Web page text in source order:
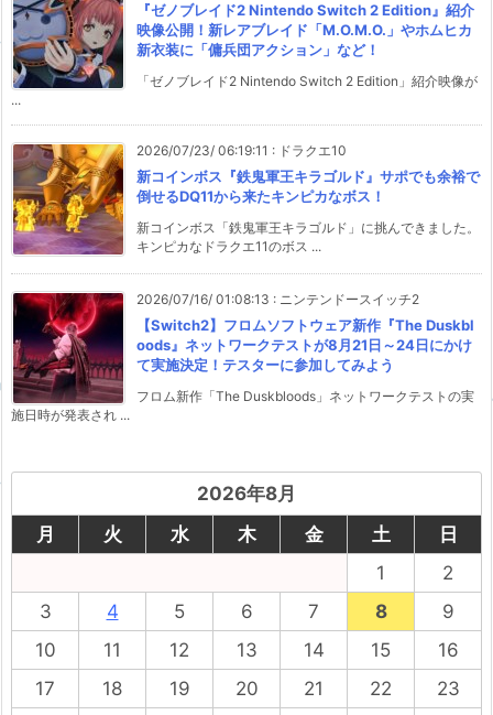
『ゼノブレイド2 Nintendo Switch 2 Edition』紹介
映像公開！新レアブレイド「M.O.M.O.」やホムヒカ
新衣装に「傭兵団アクション」など！
「ゼノブレイド2 Nintendo Switch 2 Edition」紹介映像が
...
2026/07/23/ 06:19:11 : ドラクエ10
新コインボス『鉄鬼軍王キラゴルド』サポでも余裕で
倒せるDQ11から来たキンピカなボス！
新コインボス「鉄鬼軍王キラゴルド」に挑んできました。
キンピカなドラクエ11のボス ...
2026/07/16/ 01:08:13 : ニンテンドースイッチ2
【Switch2】フロムソフトウェア新作『The Duskbl
oods』ネットワークテストが8月21日～24日にかけ
て実施決定！テスターに参加してみよう
フロム新作「The Duskbloods」ネットワークテストの実
施日時が発表され ...
2026年8月
月
火 水 木 金 土
日
1
2
3
4 5 6 7 8
9
10
11 12 13 14 15
16
17
18 19 20 21 22
23